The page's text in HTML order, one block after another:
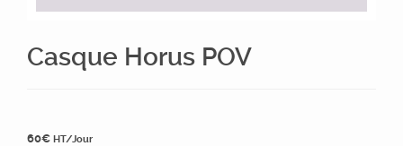
Casque Horus POV
60€ HT/Jour